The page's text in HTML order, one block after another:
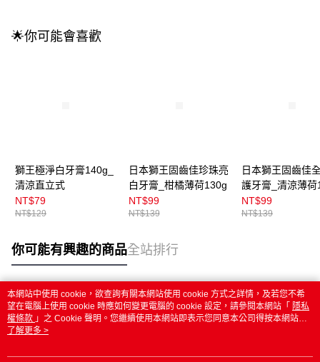
🌟你可能會喜歡
獅王極淨白牙膏140g_
清涼直立式
NT$79
NT$129
日本獅王固齒佳珍珠亮
白牙膏_柑橘薄荷130g
NT$99
NT$139
日本獅王固齒佳
護牙膏_清涼薄荷
NT$99
NT$139
你可能有興趣的商品全站排行
熱門標籤
本網站中使用 cookie，欲查詢有關本網站使用 cookie 方式之詳情，及若您不希
望在電腦上使用 cookie 時應如何變更電腦的 cookie 設定，請參閱本網站「 隱私
權條款 」之 Cookie 聲明。您繼續使用本網站即表示您同意本公司得按本網站使
用條款之 Cookie 聲明使用 cookie。
了解更多 >